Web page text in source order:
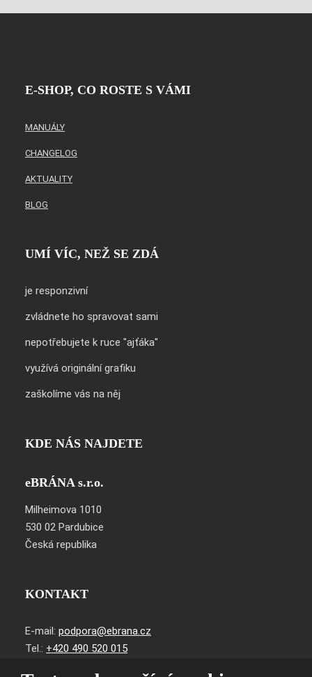
E-SHOP, CO ROSTE S VÁMI
MANUÁLY
CHANGELOG
AKTUALITY
BLOG
UMÍ VÍC, NEŽ SE ZDÁ
je responzivní
zvládnete ho spravovat sami
nepotřebujete k ruce "ajťáka"
využívá originální grafiku
zaškolíme vás na něj
KDE NÁS NAJDETE
eBRÁNA s.r.o.
Milheimova 1010
530 02 Pardubice
Česká republika
KONTAKT
E-mail: podpora@ebrana.cz
Tel.: +420 490 520 015